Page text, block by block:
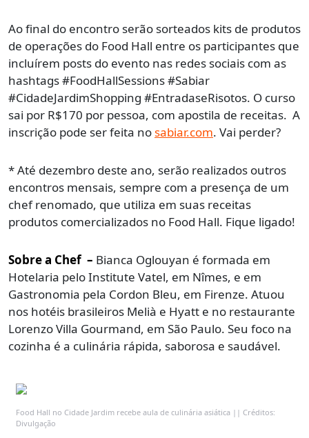
Ao final do encontro serão sorteados kits de produtos
de operações do Food Hall entre os participantes que
incluírem posts do evento nas redes sociais com as
hashtags #FoodHallSessions #Sabiar
#CidadeJardimShopping #EntradaseRisotos. O curso
sai por R$170 por pessoa, com apostila de receitas. A
inscrição pode ser feita nosabiar.com. Vai perder?
* Até dezembro deste ano, serão realizados outros
encontros mensais, sempre com a presença de um
chef renomado, que utiliza em suas receitas
produtos comercializados no Food Hall. Fique ligado!
Sobre a Chef – Bianca Oglouyan é formada em
Hotelaria pelo Institute Vatel, em Nîmes, e em
Gastronomia pela Cordon Bleu, em Firenze. Atuou
nos hotéis brasileiros Melià e Hyatt e no restaurante
Lorenzo Villa Gourmand, em São Paulo. Seu foco na
cozinha é a culinária rápida, saborosa e saudável.
Food Hall no Cidade Jardim recebe aula de culinária asiática || Créditos:
Divulgação